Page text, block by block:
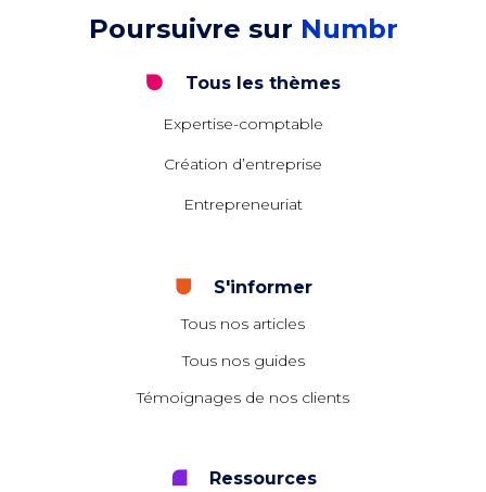
Poursuivre sur Numbr
Tous les thèmes
Expertise-comptable
Création d’entreprise
Entrepreneuriat
S'informer
Tous nos articles
Tous nos guides
Témoignages de nos clients
Ressources